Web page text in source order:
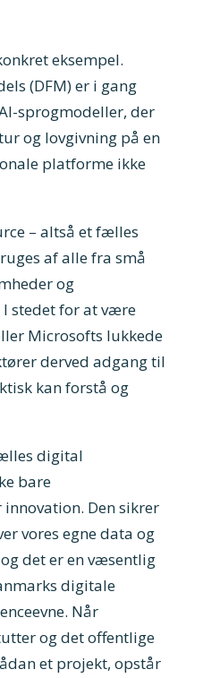
eksempel.
(DFM) er i gang
sprogmodeller, der
og lovgivning på en
platforme ikke
– altså et fælles
af alle fra små
og
stedet for at være
Microsofts lukkede
derved adgang til
kan forstå og
digital
bare
Den sikrer
vores egne data og
det er en væsentlig
digitale
Når
og det offentlige
et projekt, opstår